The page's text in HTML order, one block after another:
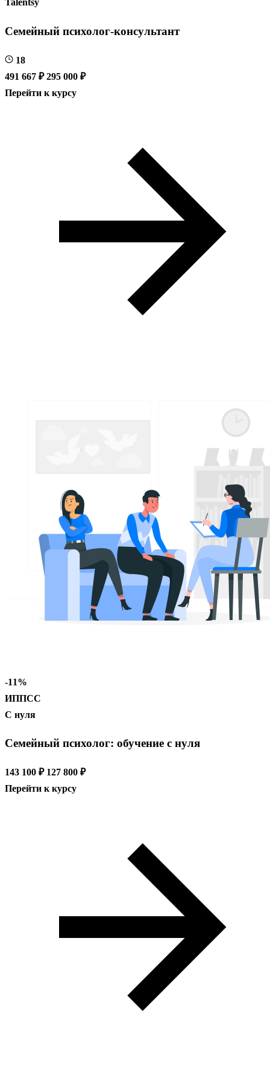
Talentsy
Семейный психолог-консультант
18
491 667 ₽ 295 000 ₽
Перейти к курсу
-11%
ИППСС
С нуля
Семейный психолог: обучение с нуля
143 100 ₽ 127 800 ₽
Перейти к курсу